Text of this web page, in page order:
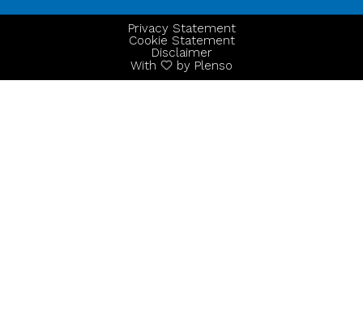
Privacy Statement
Cookie Statement
Disclaimer
With
by Plenso